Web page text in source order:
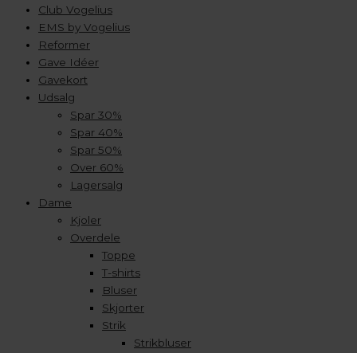
Club Vogelius
EMS by Vogelius
Reformer
Gave Idéer
Gavekort
Udsalg
Spar 30%
Spar 40%
Spar 50%
Over 60%
Lagersalg
Dame
Kjoler
Overdele
Toppe
T-shirts
Bluser
Skjorter
Strik
Strikbluser